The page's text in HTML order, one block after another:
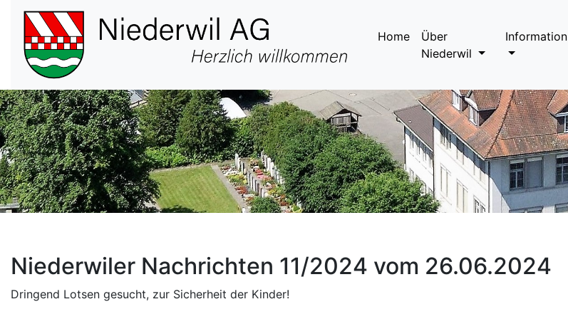
Hauptnavigation
Home
Über
Niederwil
Information
Niederwiler Nachrichten 11/2024 vom 26.06.2024
Dringend Lotsen gesucht, zur Sicherheit der Kinder!